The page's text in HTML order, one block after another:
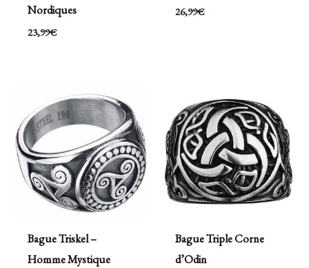
Nordiques
23,99€
26,99€
Bague Triskel –
Homme Mystique
Bague Triple Corne
d’Odin